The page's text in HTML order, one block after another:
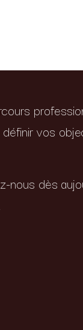
vos
nous dès